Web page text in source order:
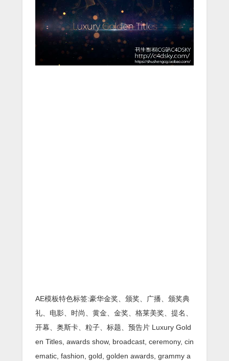
AE模板特色标签:豪华金奖、颁奖、广播、颁奖典
礼、电影、时尚、黄金、金奖、格莱美奖、提名、
开幕、奥斯卡、粒子、标题、预告片 Luxury Gold
en Titles, awards show, broadcast, ceremony, cin
ematic, fashion, gold, golden awards, grammy a